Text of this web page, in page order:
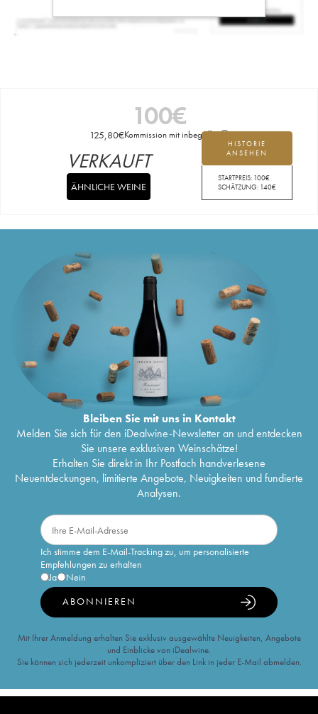
100€
125,80€Kommission mit inbegriffen
HISTORIE
ANSEHEN
STARTPREIS: 100€
SCHÄTZUNG: 140€
VERKAUFT
ÄHNLICHE WEINE
Bleiben Sie mit uns in Kontakt
Melden Sie sich für den iDealwine-Newsletter an und entdecken
Sie unsere exklusiven Weinschätze!
Erhalten Sie direkt in Ihr Postfach handverlesene
Neuentdeckungen, limitierte Angebote, Neuigkeiten und fundierte
Analysen.
Ich stimme dem E-Mail-Tracking zu, um personalisierte
Empfehlungen zu erhalten
Ja
Nein
ABONNIEREN
Mit Ihrer Anmeldung erhalten Sie exklusiv ausgewählte Neuigkeiten, Angebote
und Einblicke von iDealwine.
Sie können sich jederzeit unkompliziert über den Link in jeder E-Mail abmelden.